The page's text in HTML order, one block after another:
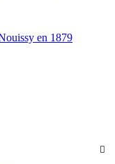
en 1879
